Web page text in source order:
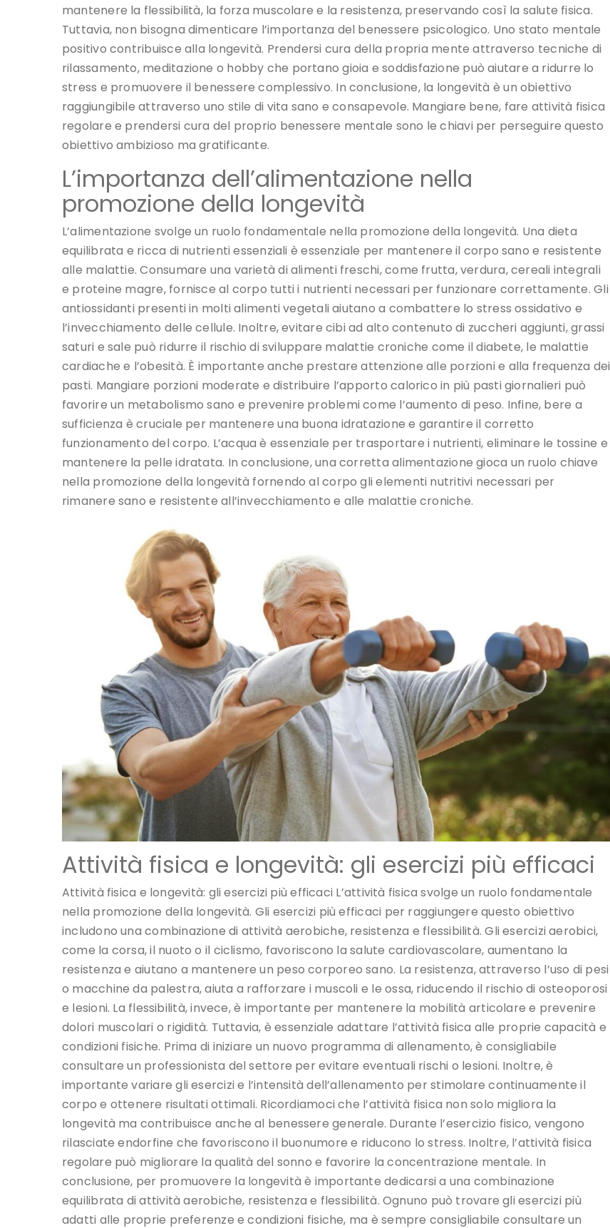
mantenere la flessibilità, la forza muscolare e la resistenza, preservando così la salute fisica.
Tuttavia, non bisogna dimenticare l’importanza del benessere psicologico. Uno stato mentale
positivo contribuisce alla longevità. Prendersi cura della propria mente attraverso tecniche di
rilassamento, meditazione o hobby che portano gioia e soddisfazione può aiutare a ridurre lo
stress e promuovere il benessere complessivo. In conclusione, la longevità è un obiettivo
raggiungibile attraverso uno stile di vita sano e consapevole. Mangiare bene, fare attività fisica
regolare e prendersi cura del proprio benessere mentale sono le chiavi per perseguire questo
obiettivo ambizioso ma gratificante.
L’importanza dell’alimentazione nella
promozione della longevità
L’alimentazione svolge un ruolo fondamentale nella promozione della longevità. Una dieta
equilibrata e ricca di nutrienti essenziali è essenziale per mantenere il corpo sano e resistente
alle malattie. Consumare una varietà di alimenti freschi, come frutta, verdura, cereali integrali
e proteine magre, fornisce al corpo tutti i nutrienti necessari per funzionare correttamente. Gli
antiossidanti presenti in molti alimenti vegetali aiutano a combattere lo stress ossidativo e
l’invecchiamento delle cellule. Inoltre, evitare cibi ad alto contenuto di zuccheri aggiunti, grassi
saturi e sale può ridurre il rischio di sviluppare malattie croniche come il diabete, le malattie
cardiache e l’obesità. È importante anche prestare attenzione alle porzioni e alla frequenza dei
pasti. Mangiare porzioni moderate e distribuire l’apporto calorico in più pasti giornalieri può
favorire un metabolismo sano e prevenire problemi come l’aumento di peso. Infine, bere a
sufficienza è cruciale per mantenere una buona idratazione e garantire il corretto
funzionamento del corpo. L’acqua è essenziale per trasportare i nutrienti, eliminare le tossine e
mantenere la pelle idratata. In conclusione, una corretta alimentazione gioca un ruolo chiave
nella promozione della longevità fornendo al corpo gli elementi nutritivi necessari per
rimanere sano e resistente all’invecchiamento e alle malattie croniche.
Attività fisica e longevità: gli esercizi più efficaci
Attività fisica e longevità: gli esercizi più efficaci L’attività fisica svolge un ruolo fondamentale
nella promozione della longevità. Gli esercizi più efficaci per raggiungere questo obiettivo
includono una combinazione di attività aerobiche, resistenza e flessibilità. Gli esercizi aerobici,
come la corsa, il nuoto o il ciclismo, favoriscono la salute cardiovascolare, aumentano la
resistenza e aiutano a mantenere un peso corporeo sano. La resistenza, attraverso l’uso di pesi
o macchine da palestra, aiuta a rafforzare i muscoli e le ossa, riducendo il rischio di osteoporosi
e lesioni. La flessibilità, invece, è importante per mantenere la mobilità articolare e prevenire
dolori muscolari o rigidità. Tuttavia, è essenziale adattare l’attività fisica alle proprie capacità e
condizioni fisiche. Prima di iniziare un nuovo programma di allenamento, è consigliabile
consultare un professionista del settore per evitare eventuali rischi o lesioni. Inoltre, è
importante variare gli esercizi e l’intensità dell’allenamento per stimolare continuamente il
corpo e ottenere risultati ottimali. Ricordiamoci che l’attività fisica non solo migliora la
longevità ma contribuisce anche al benessere generale. Durante l’esercizio fisico, vengono
rilasciate endorfine che favoriscono il buonumore e riducono lo stress. Inoltre, l’attività fisica
regolare può migliorare la qualità del sonno e favorire la concentrazione mentale. In
conclusione, per promuovere la longevità è importante dedicarsi a una combinazione
equilibrata di attività aerobiche, resistenza e flessibilità. Ognuno può trovare gli esercizi più
adatti alle proprie preferenze e condizioni fisiche, ma è sempre consigliabile consultare un